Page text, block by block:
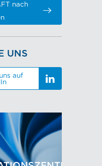
nach
UNS
auf